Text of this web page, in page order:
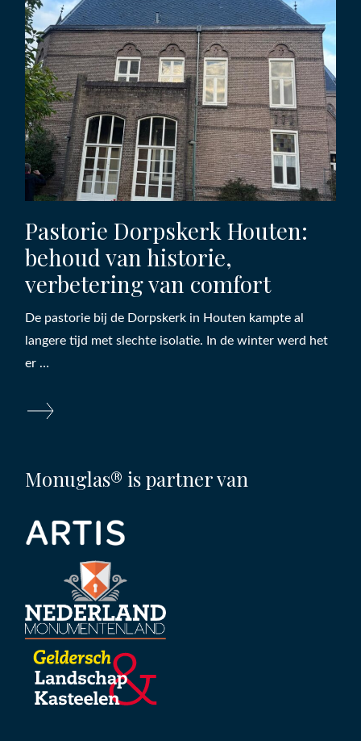
Pastorie Dorpskerk Houten:
behoud van historie,
verbetering van comfort
De pastorie bij de Dorpskerk in Houten kampte al
langere tijd met slechte isolatie. In de winter werd het
er …
Monuglas® is partner van